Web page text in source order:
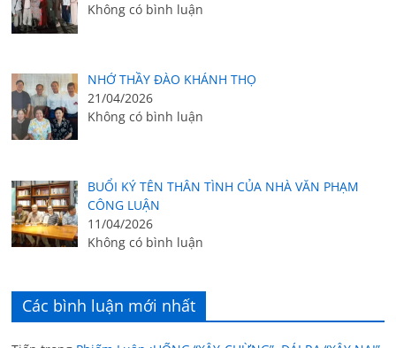
Không có bình luận
NHỚ THẦY ĐÀO KHÁNH THỌ
21/04/2026
Không có bình luận
BUỔI KÝ TÊN THÂN TÌNH CỦA NHÀ VĂN PHẠM
CÔNG LUẬN
11/04/2026
Không có bình luận
Các bình luận mới nhất